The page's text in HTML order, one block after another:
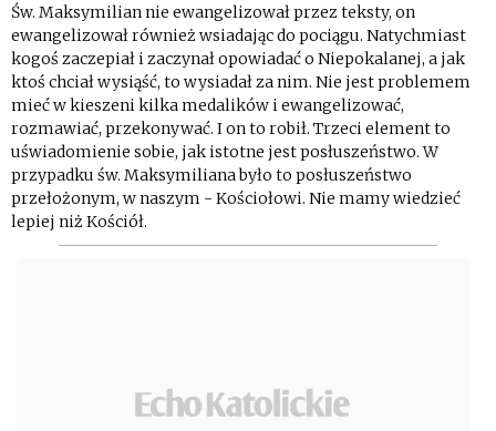
Św. Maksymilian nie ewangelizował przez teksty, on
ewangelizował również wsiadając do pociągu. Natychmiast
kogoś zaczepiał i zaczynał opowiadać o Niepokalanej, a jak
ktoś chciał wysiąść, to wysiadał za nim. Nie jest problemem
mieć w kieszeni kilka medalików i ewangelizować,
rozmawiać, przekonywać. I on to robił. Trzeci element to
uświadomienie sobie, jak istotne jest posłuszeństwo. W
przypadku św. Maksymiliana było to posłuszeństwo
przełożonym, w naszym - Kościołowi. Nie mamy wiedzieć
lepiej niż Kościół.